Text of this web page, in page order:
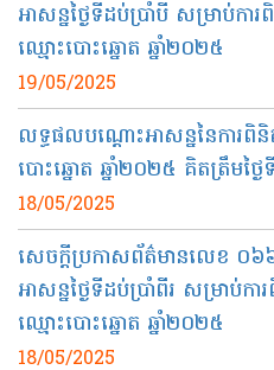
អាសន្នថ្ងៃទីដប់ប្រាំ​បី សម្រាប់កា
ឈ្មោះបោះឆ្នោត ឆ្នាំ២០២៥
19/05/2025
លទ្ធផលបណ្ដោះអាសន្ននៃការពិ
បោះឆ្នោត ឆ្នាំ២០២៥ គិតត្រឹមថ្
18/05/2025
សេចក្តីប្រកាសព័ត៌មានលេខ​ ០
អាសន្នថ្ងៃទីដប់ប្រាំពីរ សម្រាប់ក
ឈ្មោះបោះឆ្នោត ឆ្នាំ២០២៥
18/05/2025